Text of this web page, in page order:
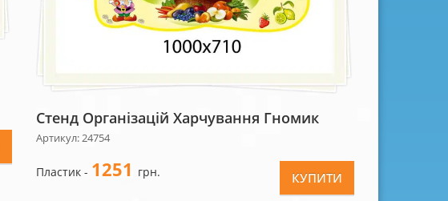
Стенд Організацій Харчування Гномик
Артикул: 24754
Пластик - 1251 грн. КУПИТИ